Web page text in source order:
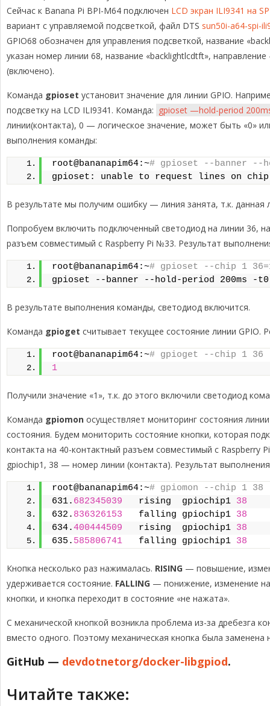
Сейчас к Banana Pi BPI-M64 подключен LCD экран ILI9341 на
вариант с управляемой подсветкой, файл DTS sun50i-a64-spi-
GPIO68 обозначен для управления подсветкой, название
указан номер линии 68, название «backlightlcdtft»,
(включено).
Команда gpioset установит значение для линии GPIO.
подсветку на LCD ILI9341. Команда: gpioset —hold-period
линии(контакта), 0 — логическое значение, может быть «0»
выполнения команды:
root@bananapim64:~# gpioset --banner --
gpioset: unable to request lines on
В результате мы получим ошибку — линия занята, т.к. данная
Попробуем включить подключенный светодиод на линии 36,
разъем совместимый с Raspberry Pi №33. Результат
root@bananapim64:~# gpioset --chip 1
gpioset --banner --hold-period 200ms -
В результате выполнения команды, светодиод включится.
Команда gpioget считывает текущее состояние линии GPIO.
root@bananapim64:~# gpioget --chip 1 36
1
Получили значение «1», т.к. до этого включили светодиод
Команда gpiomon осуществляет мониторинг состояния
состояния. Будем мониторить состояние кнопки, которая
контакта на 40-контактный разъем совместимый с Raspberry
gpiochip1, 38 — номер линии (контакта). Результат
root@bananapim64:~# gpiomon --chip 1 38
631. 682345039
   rising  gpiochip1
38
632. 836326153
   falling gpiochip1
38
634.400444509
   rising  gpiochip1
38
635. 585806741
   falling gpiochip1
38
Кнопка несколько раз нажималась. RISING — повышение,
удерживается состояние. FALLING — понижение, изменение
кнопки, и кнопка переходит в состояние «не нажата».
С механической кнопкой возникла проблема из-за дребезга
вместо одного. Поэтому механическая кнопка была заменена
GitHub — devdotnetorg/docker-libgpiod.
Читайте также: